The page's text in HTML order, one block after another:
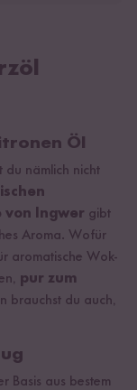
Öl
du nämlich nicht
von Ingwer gibt
Aroma. Wofür
aromatische Wok-
pur zum
brauchst du auch,
Basis aus bestem